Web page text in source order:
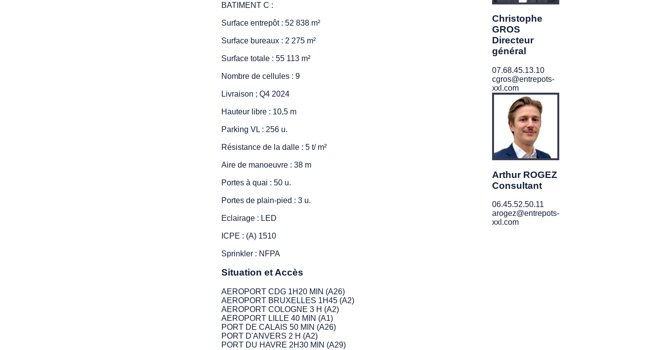
BATIMENT C :
Surface entrepôt : 52 838 m²
Surface bureaux : 2 275 m²
Surface totale : 55 113 m²
Nombre de cellules : 9
Livraison ; Q4 2024
Hauteur libre : 10,5 m
Parking VL : 256 u.
Résistance de la dalle : 5 t/ m²
Aire de manoeuvre : 38 m
Portes à quai : 50 u.
Portes de plain-pied : 3 u.
Eclairage : LED
ICPE : (A) 1510
Sprinkler : NFPA
Situation et Accès
AEROPORT CDG 1H20 MIN (A26)
AEROPORT BRUXELLES 1H45 (A2)
AEROPORT COLOGNE 3 H (A2)
AEROPORT LILLE 40 MIN (A1)
PORT DE CALAIS 50 MIN (A26)
PORT D'ANVERS 2 H (A2)
PORT DU HAVRE 2H30 MIN (A29)
Christophe
GROS
Directeur
général
07.68.45.13.10
cgros@entrepots-
xxl.com
Arthur ROGEZ
Consultant
06.45.52.50.11
arogez@entrepots-
xxl.com